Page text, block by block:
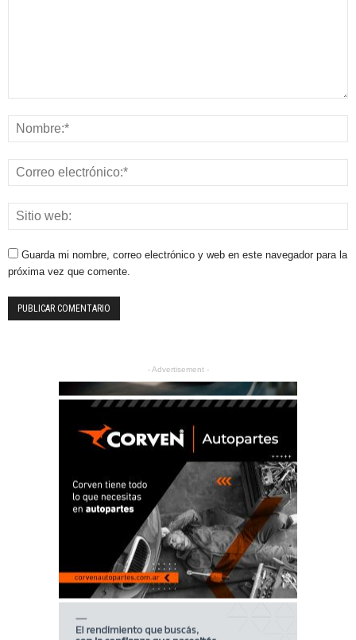
Guarda mi nombre, correo electrónico y web en este navegador para la
próxima vez que comente.
- Advertisement -